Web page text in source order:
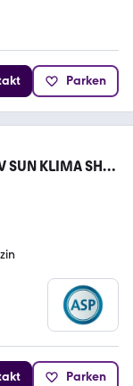
Parken
SUN KLIMA SHZ
Parken